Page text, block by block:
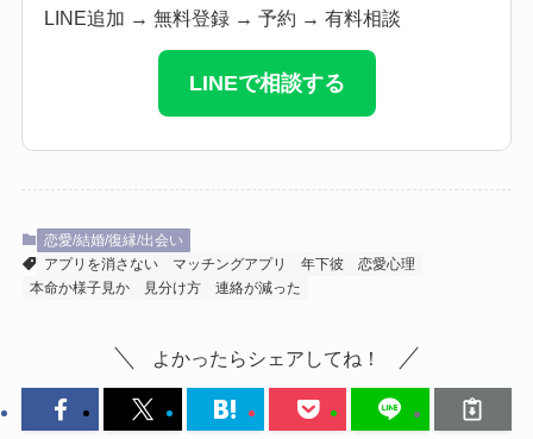
LINE追加 → 無料登録 → 予約 → 有料相談
LINEで相談する
恋愛/結婚/復縁/出会い
アプリを消さない
マッチングアプリ 年下彼
恋愛心理
本命か様子見か
見分け方 連絡が減った
よかったらシェアしてね！